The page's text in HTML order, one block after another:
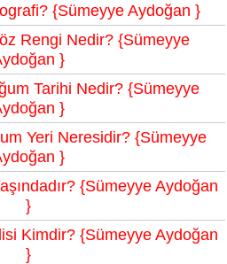
{Sümeyye Aydoğan }
Rengi Nedir? {Sümeyye
}
Tarihi Nedir? {Sümeyye
}
Yeri Neresidir? {Sümeyye
}
{Sümeyye Aydoğan
}
Kimdir? {Sümeyye Aydoğan
}